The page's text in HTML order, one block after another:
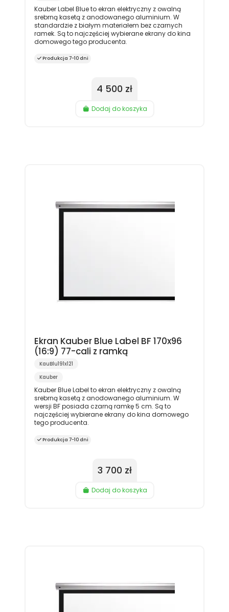
Kauber Label Blue to ekran elektryczny z owalną
srebrną kasetą z anodowanego aluminium. W
standardzie z białym materiałem bez czarnych
ramek. Są to najczęściej wybierane ekrany do kina
domowego tego producenta.
Produkcja 7-10 dni
4 500 zł
Dodaj do koszyka
Ekran Kauber Blue Label BF 170x96
(16:9) 77-cali z ramką
KauBlu191x121
Kauber
Kauber Blue Label to ekran elektryczny z owalną
srebrną kasetą z anodowanego aluminium. W
wersji BF posiada czarną ramkę 5 cm. Są to
najczęściej wybierane ekrany do kina domowego
tego producenta.
Produkcja 7-10 dni
3 700 zł
Dodaj do koszyka